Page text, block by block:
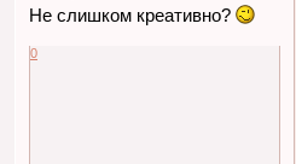
Не слишком креативно?
0